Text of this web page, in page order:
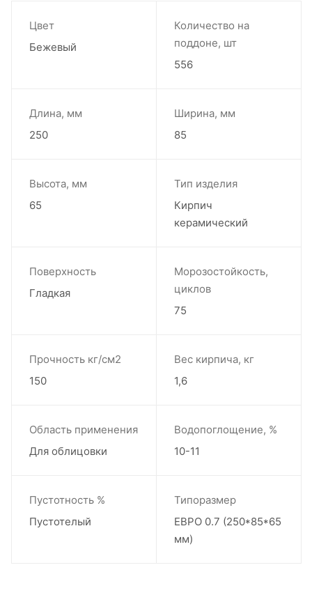
Цвет
Бежевый
Количество на
поддоне, шт
556
Длина, мм
250
Ширина, мм
85
Высота, мм
65
Тип изделия
Кирпич
керамический
Поверхность
Гладкая
Морозостойкость,
циклов
75
Прочность кг/см2
150
Вес кирпича, кг
1,6
Область применения
Для облицовки
Водопоглощение, %
10-11
Пустотность %
Пустотелый
Типоразмер
ЕВРО 0.7 (250*85*65
мм)